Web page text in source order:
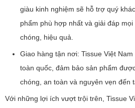
giàu kinh nghiệm sẽ hỗ trợ quý
phẩm phù hợp nhất và giải đáp
chóng, hiệu quả.
Giao hàng tận nơi: Tissue Việt
toàn quốc, đảm bảo sản phẩm
chóng, an toàn và nguyên vẹn đến
Với những lợi ích vượt trội trên, Tissue